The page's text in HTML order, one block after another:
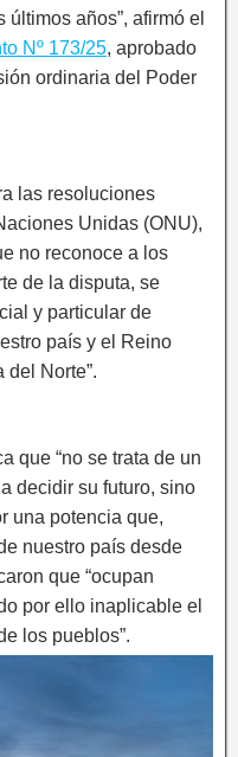
años”, afirmó el
Nº 173/25, aprobado
ordinaria del Poder
las resoluciones
Unidas (ONU),
no reconoce a los
de la disputa, se
y particular de
país y el Reino
del Norte”.
que “no se trata de un
decidir su futuro, sino
una potencia que,
nuestro país desde
que “ocupan
por ello inaplicable el
los pueblos”.